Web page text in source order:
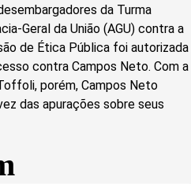
da Turma
Geral da União (AGU) contra a
de Ética Pública foi autorizada
contra Campos Neto. Com a
porém, Campos Neto
das apurações sobre seus